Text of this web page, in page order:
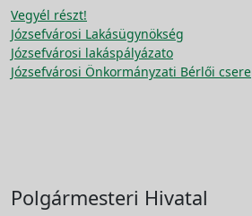
Vegyél részt!
Józsefvárosi Lakásügynökség
Józsefvárosi lakáspályázato
Józsefvárosi Önkormányzati Bérlői csere
Polgármesteri Hivatal